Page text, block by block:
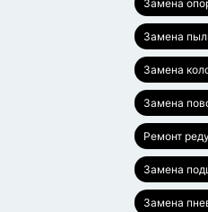
Замена
Замена
Замена
Замена
Ремонт
Замена
Замена